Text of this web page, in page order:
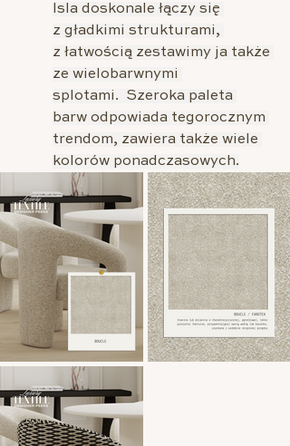
Isla doskonale łączy się
z gładkimi strukturami,
z łatwością zestawimy ja także
ze wielobarwnymi
splotami.  Szeroka paleta
barw odpowiada tegorocznym
trendom, zawiera także wiele
kolorów ponadczasowych.